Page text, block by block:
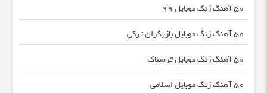
50 آهنگ زنگ موبایل 99
50 آهنگ زنگ موبایل بازیگران ترکی
50 آهنگ زنگ موبایل ترسناک
50 آهنگ زنگ موبایل اسلامی